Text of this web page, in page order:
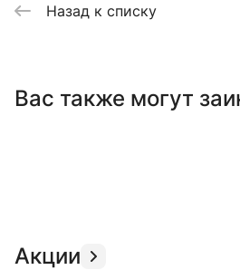
Назад к списку
Вас также могут
Акции